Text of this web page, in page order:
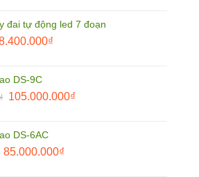
là:
8.500.000₫.
đai tự động led 7 đoạn
₫Giá
8.400.000₫.
DS-9C
Giá
110.000.000₫.
105.000.000₫Giá
DS-6AC
Giá
85.000.000₫Giá